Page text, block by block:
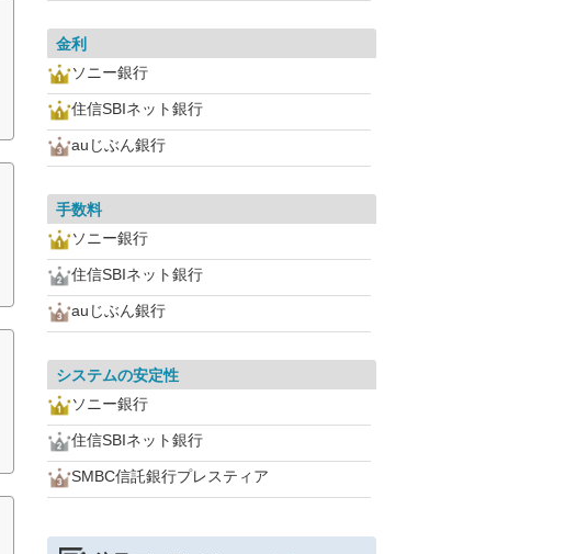
金利
ソニー銀行
住信SBIネット銀行
auじぶん銀行
手数料
ソニー銀行
住信SBIネット銀行
auじぶん銀行
システムの安定性
ソニー銀行
住信SBIネット銀行
SMBC信託銀行プレスティア